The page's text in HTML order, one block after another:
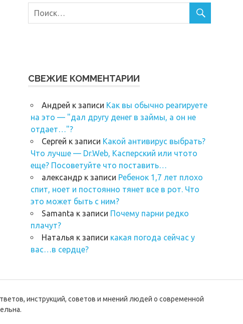
СВЕЖИЕ КОММЕНТАРИИ
Андрей к записи Как вы обычно реагируете
на это — "дал другу денег в займы, а он не
отдает…"?
Сергей к записи Какой антивирус выбрать?
Что лучше — Dr.Web, Касперский или чтото
еще? Посоветуйте что поставить…
александр к записи Ребенок 1,7 лет плохо
спит, ноет и постоянно тянет все в рот. Что
это может быть с ним?
Samanta к записи Почему парни редко
плачут?
Наталья к записи какая погода сейчас у
вас…в сердце?
инструкций, советов и мнений людей о современной